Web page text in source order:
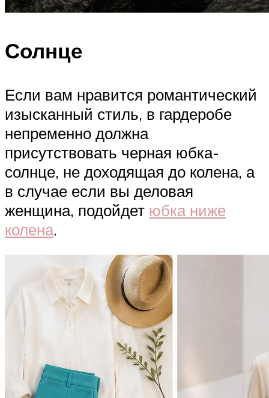
Солнце
Если вам нравится романтический
изысканный стиль, в гардеробе
непременно должна
присутствовать черная юбка-
солнце, не доходящая до колена, а
в случае если вы деловая
женщина, подойдет юбка ниже
колена.